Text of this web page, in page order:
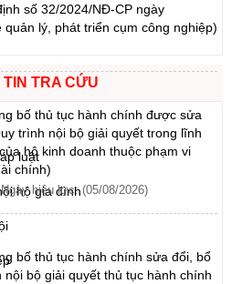
số 32/2024/NĐ-CP ngày
lý, phát triển cụm công nghiệp)
bố thủ tục hành chính được sửa
trình nội bộ giải quyết trong lĩnh
hộ kinh doanh thuộc phạm vi
chính)
Ngày hiệu lực: (05/08/2026)
bố thủ tục hành chính sửa đổi, bổ
bộ giải quyết thủ tục hành chính
TIN TRA CỨU
luật
hộ gia đình